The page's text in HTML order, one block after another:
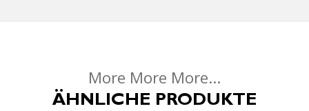
More More More...
ÄHNLICHE PRODUKTE